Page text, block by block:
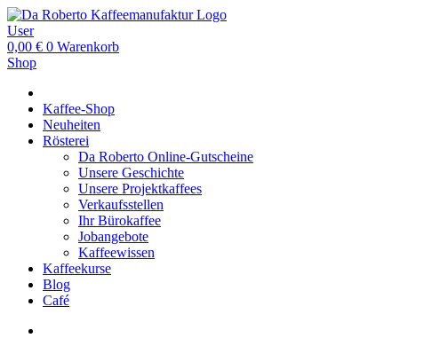
User
0,00 € 0 Warenkorb
Shop
Kaffee-Shop
Neuheiten
Rösterei
Da Roberto Online-Gutscheine
Unsere Geschichte
Unsere Projektkaffees
Verkaufsstellen
Ihr Bürokaffee
Jobangebote
Kaffeewissen
Kaffeekurse
Blog
Café